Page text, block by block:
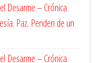
Desarme – Crónica
Paz. Penden de un
Desarme – Crónica